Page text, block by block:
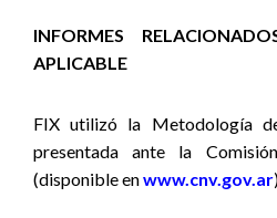
INFORMES
APLICABLE
FIX utilizó la Metodología
presentada ante la
(disponible enwww.cnv.gov.ar